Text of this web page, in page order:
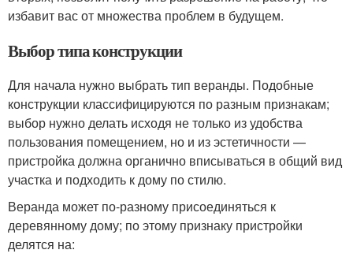
избавит вас от множества проблем в будущем.
Выбор типа конструкции
Для начала нужно выбрать тип веранды. Подобные
конструкции классифицируются по разным признакам;
выбор нужно делать исходя не только из удобства
пользования помещением, но и из эстетичности —
пристройка должна органично вписываться в общий вид
участка и подходить к дому по стилю.
Веранда может по-разному присоединяться к
деревянному дому; по этому признаку пристройки
делятся на: